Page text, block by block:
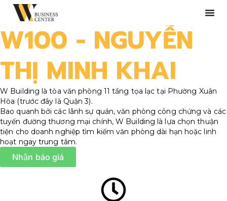
W100 - NGUYỄN
THỊ MINH KHAI
W Building là tòa văn phòng 11 tầng tọa lạc tại Phường Xuân
Hòa (trước đây là Quận 3).
Bao quanh bởi các lãnh sự quán, văn phòng công chứng và các
tuyến đường thương mại chính, W Building là lựa chọn thuận
tiện cho doanh nghiệp tìm kiếm văn phòng dài hạn hoặc linh
hoạt ngay trung tâm.
Nhận báo giá